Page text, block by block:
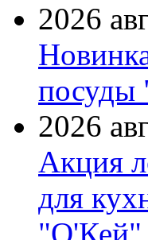
2026
2026
Акция
для
"О'Кей"